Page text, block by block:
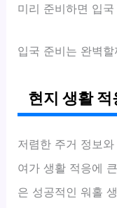
미리 준비하면 입
입국 준비는 완벽할
현지 생활 적
저렴한 주거 정보
여가 생활 적응에
은 성공적인 워홀